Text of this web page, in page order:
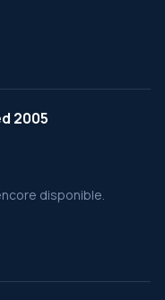
2005
disponible.